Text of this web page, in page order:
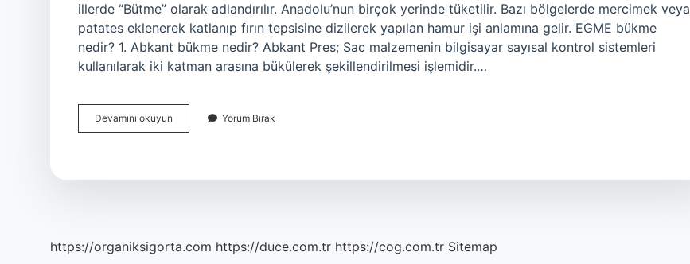
illerde “Bütme” olarak adlandırılır. Anadolu’nun birçok yerinde tüketilir. Bazı bölgelerde mercimek veya
patates eklenerek katlanıp fırın tepsisine dizilerek yapılan hamur işi anlamına gelir. EGME bükme
nedir? 1. Abkant bükme nedir? Abkant Pres; Sac malzemenin bilgisayar sayısal kontrol sistemleri
kullanılarak iki katman arasına bükülerek şekillendirilmesi işlemidir.…
Devamını okuyun
Bükme
Yorum Bırak
https://organiksigorta.com https://duce.com.tr https://cog.com.tr Sitemap